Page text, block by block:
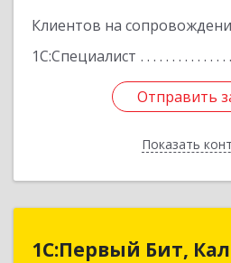
Клиентов на
1С:Специалист
Отправить
Показать
Отправить
Назад
1С:Первый Бит,
1С:Первый